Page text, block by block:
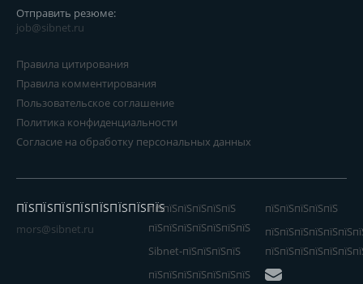
Отправить резюме:
job@sibnet.ru
Правила цитирования
Правила комментирования
Пользовательское соглашение
Политика конфиденциальности
Согласие на обработку персональных данных
ПЇЅПЇЅПЇЅПЇЅПЇЅПЇЅПЇЅПЇЅ
mors@sibnet.ru
пїЅпїЅпїЅпїЅпїЅпїЅ
пїЅпїЅпїЅпїЅпїЅпїЅпїЅ
Sibnet-пїЅпїЅпїЅпїЅ
пїЅпїЅпїЅпїЅпїЅ
пїЅпїЅпїЅпїЅпїЅпїЅпїЅ